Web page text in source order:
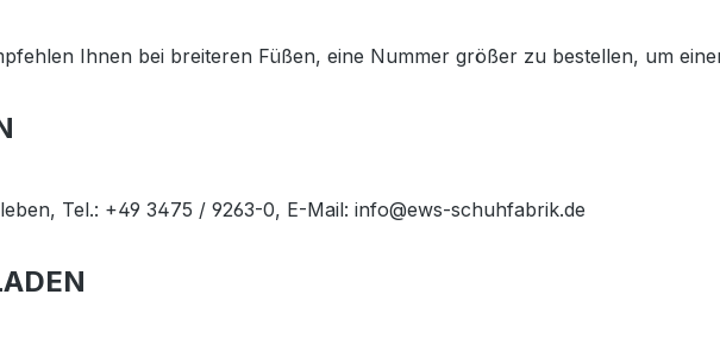
Ihnen bei breiteren Füßen, eine Nummer größer zu bestellen, um
Tel.: +49 3475 / 9263-0, E-Mail: info@ews-schuhfabrik.de